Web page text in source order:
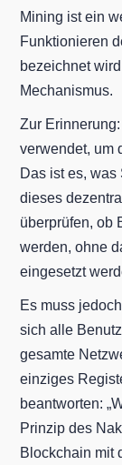
Mining ist ein
Funktionieren
bezeichnet
Mechanismus.
Zur
verwendet, um
Das ist es, was
dieses
überprüfen, ob
werden, ohne
eingesetzt
Es muss
sich alle
gesamte
einziges
beantworten:
Prinzip des
Blockchain mit